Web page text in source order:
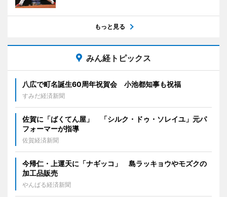
もっと見る
みん経トピックス
八広で町名誕生60周年祝賀会 小池都知事も祝福
すみだ経済新聞
佐賀に「ばくてん屋」 「シルク・ドゥ・ソレイユ」元パ
フォーマーが指導
佐賀経済新聞
今帰仁・上運天に「ナギッコ」 島ラッキョウやモズクの
加工品販売
やんばる経済新聞